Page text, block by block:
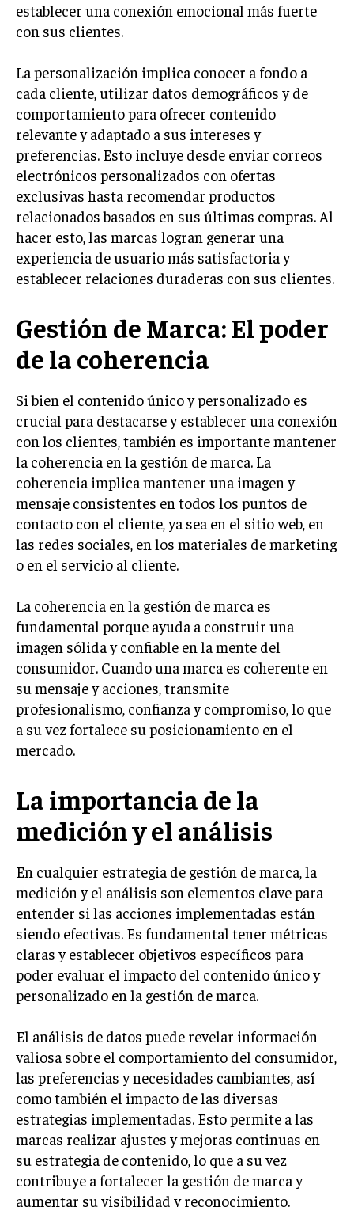
IMPORTACIÓN Y EXPORTACIÓN
TECNOLOGIA
SOSTENIBILIDAD Y MEDIO AMBIENTE
GESTIÓN DE LA INNOVACIÓN TECNOLÓGICA
TRANSFORMACIÓN DIGITAL
ANALÍTICA EMPRESARIAL Y BUSINESS
INTELLIGENCE
CIBERSEGURIDAD EMPRESARIAL
ESTRATEGIA
EMPRESAS FAMILIARES Y SUCESIÓN
GESTIÓN DEL RIESGO EMPRESARIAL
NEGOCIACIÓN Y RESOLUCIÓN DE CONFLICTOS
ÉXITO EMPRESARIAL Y CASOS DE ESTUDIO
GOBIERNO CORPORATIVO
NEGOCIOS
ESTRATEGIAS DE NEGOCIOS
MARKETING B2B
MARKETING B2C
MARKETING DE INFLUENCERS
E-COMMERCE
E-COMMERCE Y COMERCIO ELECTRÓNICO
ESTRATEGIAS DE PRICING Y GESTIÓN DE
PRECIOS
GESTIÓN DE CRISIS EMPRESARIALES
GESTIÓN DE LA EXPERIENCIA DEL CLIENTE
MÁS
GESTIÓN DE PROYECTOS
GESTIÓN DE OPERACIONES Y CADENA DE
SUMINISTRO
LOGÍSTICA EMPRESARIAL
CALIDAD Y MEJORA CONTINUA
TALENTO
COMPENSACIÓN Y BENEFICIOS
RECLUTAMIENTO Y SELECCIÓN
DESARROLLO DE PERSONAL
GESTIÓN DEL DESEMPEÑO
CULTURA Y CLIMA ORGANIZACIONAL
establecer una conexión emocional más fuerte
con sus clientes.
La personalización implica conocer a fondo a
cada cliente, utilizar datos demográficos y de
comportamiento para ofrecer contenido
relevante y adaptado a sus intereses y
preferencias. Esto incluye desde enviar correos
electrónicos personalizados con ofertas
exclusivas hasta recomendar productos
relacionados basados en sus últimas compras. Al
hacer esto, las marcas logran generar una
experiencia de usuario más satisfactoria y
establecer relaciones duraderas con sus clientes.
Gestión de Marca: El poder
de la coherencia
Si bien el contenido único y personalizado es
crucial para destacarse y establecer una conexión
con los clientes, también es importante mantener
la coherencia en la gestión de marca. La
coherencia implica mantener una imagen y
mensaje consistentes en todos los puntos de
contacto con el cliente, ya sea en el sitio web, en
las redes sociales, en los materiales de marketing
o en el servicio al cliente.
La coherencia en la gestión de marca es
fundamental porque ayuda a construir una
imagen sólida y confiable en la mente del
consumidor. Cuando una marca es coherente en
su mensaje y acciones, transmite
profesionalismo, confianza y compromiso, lo que
a su vez fortalece su posicionamiento en el
mercado.
La importancia de la
medición y el análisis
En cualquier estrategia de gestión de marca, la
medición y el análisis son elementos clave para
entender si las acciones implementadas están
siendo efectivas. Es fundamental tener métricas
claras y establecer objetivos específicos para
poder evaluar el impacto del contenido único y
personalizado en la gestión de marca.
El análisis de datos puede revelar información
valiosa sobre el comportamiento del consumidor,
las preferencias y necesidades cambiantes, así
como también el impacto de las diversas
estrategias implementadas. Esto permite a las
marcas realizar ajustes y mejoras continuas en
su estrategia de contenido, lo que a su vez
contribuye a fortalecer la gestión de marca y
aumentar su visibilidad y reconocimiento.